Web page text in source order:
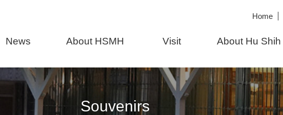
Home
News About HSMH Visit About Hu Shih
Souvenirs